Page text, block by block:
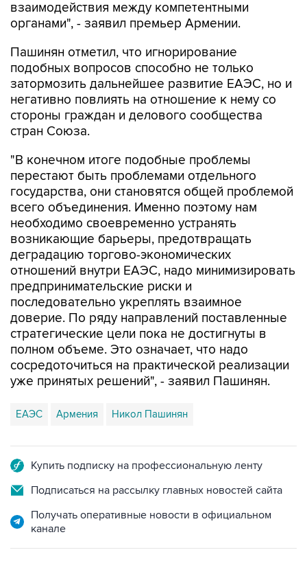
взаимодействия между компетентными
органами", - заявил премьер Армении.
Пашинян отметил, что игнорирование
подобных вопросов способно не только
затормозить дальнейшее развитие ЕАЭС, но и
негативно повлиять на отношение к нему со
стороны граждан и делового сообщества
стран Союза.
"В конечном итоге подобные проблемы
перестают быть проблемами отдельного
государства, они становятся общей проблемой
всего объединения. Именно поэтому нам
необходимо своевременно устранять
возникающие барьеры, предотвращать
деградацию торгово-экономических
отношений внутри ЕАЭС, надо минимизировать
предпринимательские риски и
последовательно укреплять взаимное
доверие. По ряду направлений поставленные
стратегические цели пока не достигнуты в
полном объеме. Это означает, что надо
сосредоточиться на практической реализации
уже принятых решений", - заявил Пашинян.
ЕАЭС Армения Никол Пашинян
Купить подписку на профессиональную ленту
Подписаться на рассылку главных новостей сайта
Получать оперативные новости в официальном
канале